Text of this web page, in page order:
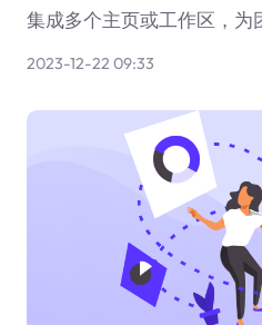
集成多个主页或工作区，为
2023-12-22 09:33